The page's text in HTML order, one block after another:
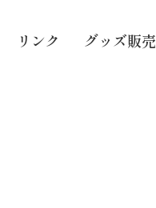
リンク グッズ販売